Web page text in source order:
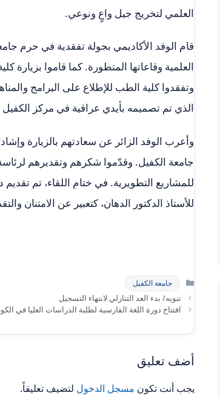
العلمي لتخريج جيل واعٍ ونوعي.
قام الوفد الأكاديمي بجولة تفقدية في حرم
العلمية وقاعاتها المتطورة. كما قاموا بزيارة
وتفقدوا كلية الطب للإطلاع على البرامج
الذي تم تصميمه بأيدي عراقية في مركز الكفيل
وأعرب الوفد الزائر عن سعادتهم بالزيارة
جامعة الكفيل. وقدّموا شكرهم وتقديرهم
للمشاريع التطويرية. في ختام اللقاء، تم
للأستاذ الدكتور الدهان، كتعبير عن الامتنان
التصنيفات
جامعة الكفيل
تنويه/ بدء العد التنازلي لانتهاء التسجيل
افتتاح دورة اللغة الفارسية لطلبة الدراسات العليا في
أضف تعليق
يجب أنت تكون مسجل الدخول لتضيف تعليقاً.